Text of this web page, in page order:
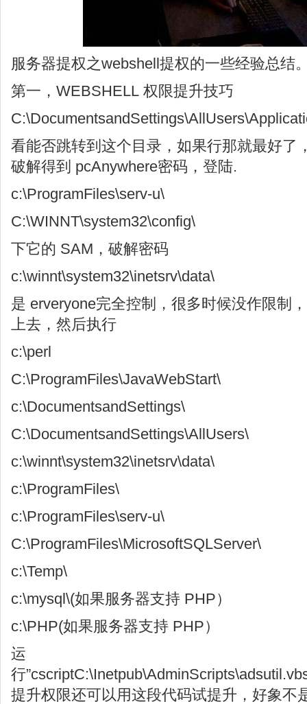
服务器提权之webshell提权的一些经验总结
第一，WEBSHELL 权限提升技巧
看能否跳转到这个目录，如果行那就最好了
破解得到 pcAnywhere密码，登陆.
c:\ProgramFiles\serv-u\
C:\WINNT\system32\config\
下它的 SAM，破解密码
c:\winnt\system32\inetsrv\data\
是 erveryone完全控制，很多时候没作限制
上去，然后执行
c:\perl
C:\ProgramFiles\JavaWebStart\
c:\DocumentsandSettings\
C:\DocumentsandSettings\AllUsers\
c:\winnt\system32\inetsrv\data\
c:\ProgramFiles\
c:\ProgramFiles\serv-u\
C:\ProgramFiles\MicrosoftSQLServer\
c:\Temp\
c:\mysql\(如果服务器支持 PHP）
c:\PHP(如果服务器支持 PHP）
运
行
提升权限还可以用这段代码试提升，好象不